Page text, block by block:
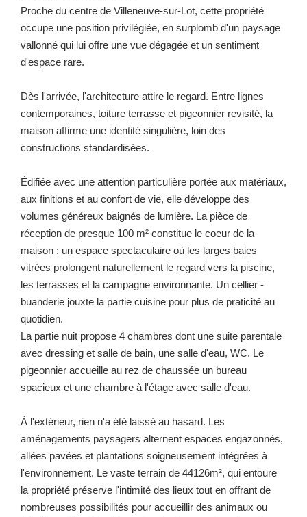
Proche du centre de Villeneuve-sur-Lot, cette propriété
occupe une position privilégiée, en surplomb d'un paysage
vallonné qui lui offre une vue dégagée et un sentiment
d'espace rare.
Dès l'arrivée, l'architecture attire le regard. Entre lignes
contemporaines, toiture terrasse et pigeonnier revisité, la
maison affirme une identité singulière, loin des
constructions standardisées.
Édifiée avec une attention particulière portée aux matériaux,
aux finitions et au confort de vie, elle développe des
volumes généreux baignés de lumière. La pièce de
réception de presque 100 m² constitue le coeur de la
maison : un espace spectaculaire où les larges baies
vitrées prolongent naturellement le regard vers la piscine,
les terrasses et la campagne environnante. Un cellier -
buanderie jouxte la partie cuisine pour plus de praticité au
quotidien.
La partie nuit propose 4 chambres dont une suite parentale
avec dressing et salle de bain, une salle d'eau, WC. Le
pigeonnier accueille au rez de chaussée un bureau
spacieux et une chambre à l'étage avec salle d'eau.
À l'extérieur, rien n'a été laissé au hasard. Les
aménagements paysagers alternent espaces engazonnés,
allées pavées et plantations soigneusement intégrées à
l'environnement. Le vaste terrain de 44126m², qui entoure
la propriété préserve l'intimité des lieux tout en offrant de
nombreuses possibilités pour accueillir des animaux ou